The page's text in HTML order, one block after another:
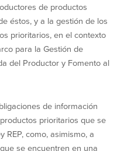
de productos
éstos, y a la gestión de los
prioritarios, en el contexto
para la Gestión de
del Productor y Fomento al
de información
prioritarios que se
REP, como, asimismo, a
se encuentren en una